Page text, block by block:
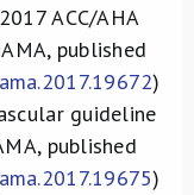
ACC/AHA
published
)
guideline
published
)